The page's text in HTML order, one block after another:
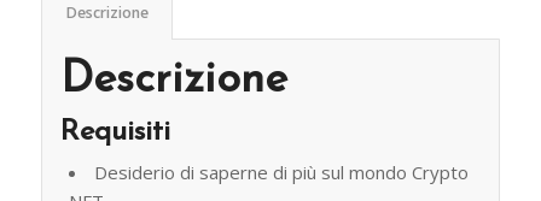
Descrizione
Descrizione
Requisiti
Desiderio di saperne di più sul mondo Crypto